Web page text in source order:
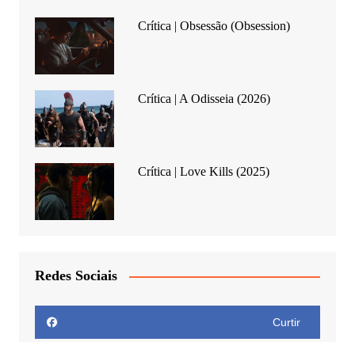
Crítica | Obsessão (Obsession)
Crítica | A Odisseia (2026)
Crítica | Love Kills (2025)
Redes Sociais
Curtir